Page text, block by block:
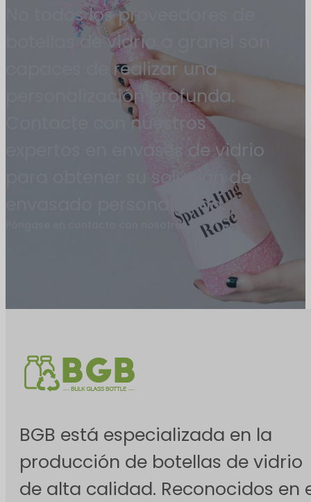
No todos los proveedores de
botellas de vidrio a granel son
capaces de realizar una
personalización profunda.
Contacte con nuestros
expertos en envases de vidrio
para obtener su solución de
envasado personalizada.
Póngase en contacto con nosotros
BGB está especializada en la
producción de botellas de vidrio
de alta calidad. Reconocidos en